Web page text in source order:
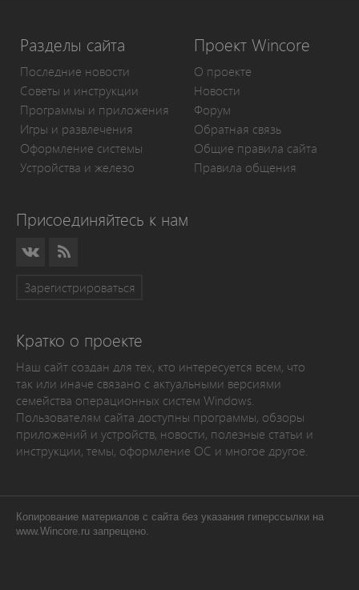
Разделы сайта
Последние новости
Советы и инструкции
Программы и приложения
Игры и развлечения
Оформление системы
Устройства и железо
Проект Wincore
О проекте
Новости
Форум
Обратная связь
Общие правила сайта
Правила общения
Присоединяйтесь к нам
Зарегистрироваться
Кратко о проекте
Наш сайт создан для тех, кто интересуется всем, что
так или иначе связано с актуальными версиями
семейства операционных систем Windows.
Пользователям сайта доступны программы, обзоры
приложений и устройств, новости, полезные статьи и
инструкции, темы, оформление ОС и многое другое.
Копирование материалов с сайта без указания гиперссылки на
www.Wincore.ru запрещено.